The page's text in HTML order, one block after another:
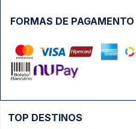
FORMAS DE PAGAMENTO
TOP DESTINOS